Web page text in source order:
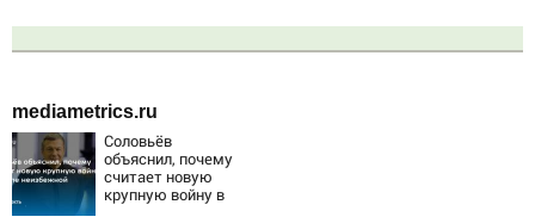
mediametrics.ru
Соловьёв
объяснил, почему
считает новую
крупную войну в